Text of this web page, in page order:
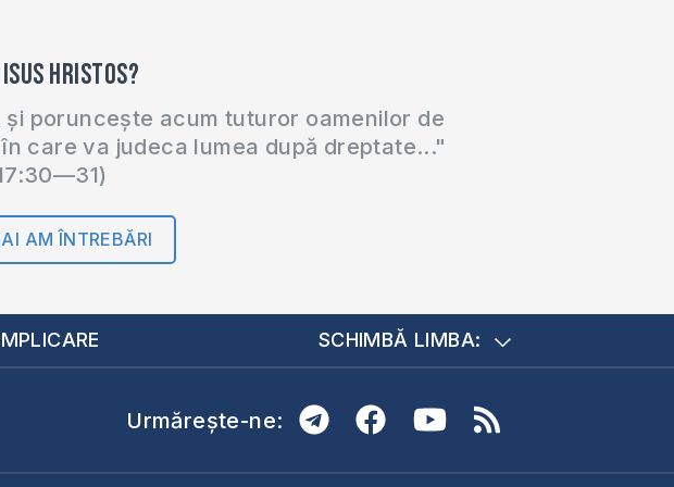
Hristos?
poruncește acum tuturor oamenilor de
care va judeca lumea după dreptate..."
AM ÎNTREBĂRI
SCHIMBĂ LIMBA:
Urmărește-ne: